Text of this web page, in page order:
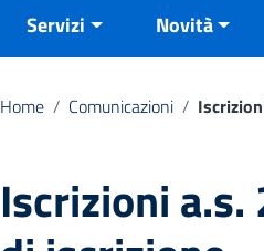
Servizi Novità
Home / Comunicazioni /
Iscrizioni